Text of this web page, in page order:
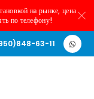
на рынке, цена
по телефону!
63-11